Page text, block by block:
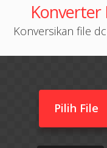
Konverter
Konversikan file
Pilih File